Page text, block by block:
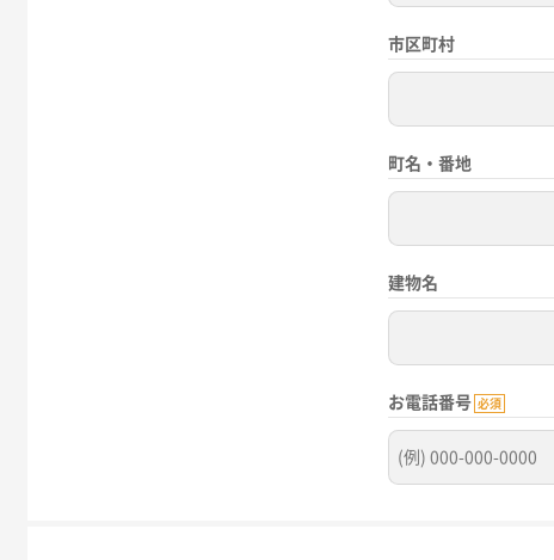
市区町村
町名・番地
建物名
お電話番号 必須